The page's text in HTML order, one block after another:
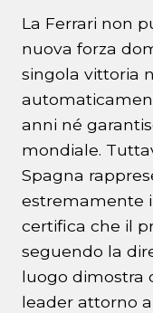
La Ferrari non
nuova forza
singola vittoria
anni né
mondiale.
Spagna
estremamente
certifica che il
seguendo la
luogo dimostra
leader attorno